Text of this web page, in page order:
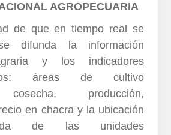
AGROPECUARIA
de que en tiempo real se
difunda la información
y los indicadores
áreas de cultivo
cosecha, producción,
en chacra y la ubicación
de las unidades